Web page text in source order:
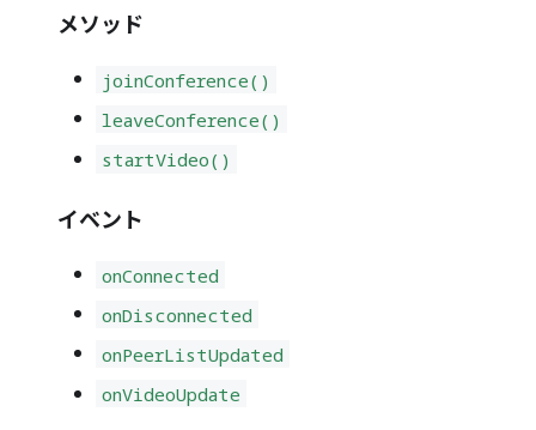
メソッド
joinConference()
leaveConference()
startVideo()
イベント
onConnected
onDisconnected
onPeerListUpdated
onVideoUpdate